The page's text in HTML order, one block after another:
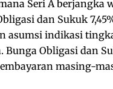
Seri A berjangka
dan Sukuk
asumsi indikasi
Bunga Obligasi dan
masing-